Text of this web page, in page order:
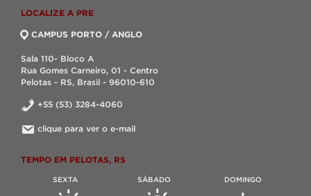
LOCALIZE A PRE
CAMPUS PORTO / ANGLO
Sala 110- Bloco A
Rua Gomes Carneiro, 01 - Centro
Pelotas - RS, Brasil - 96010-610
+55 (53) 3284-4060
clique para ver o e-mail
TEMPO EM PELOTAS, RS
SEXTA SÁBADO DOMINGO